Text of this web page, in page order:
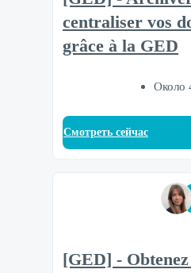
centraliser vos
grâce à la GED
Около
Смотреть сейчас
[GED] -